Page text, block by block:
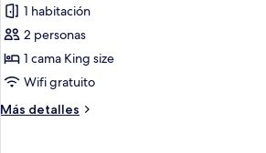
las
fotos
de
Deluxe
Room
AC
1 habitación
2 personas
1 cama King size
Wifi gratuito
Más detalles
Más